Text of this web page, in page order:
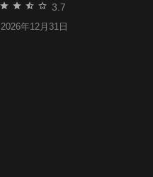
3.7
2026年12月31日